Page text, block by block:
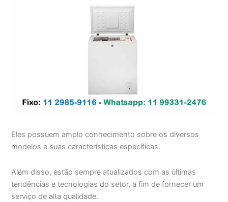
Eles possuem amplo conhecimento sobre os diversos
modelos e suas características específicas.
Além disso, estão sempre atualizados com as últimas
tendências e tecnologias do setor, a fim de fornecer um
serviço de alta qualidade.